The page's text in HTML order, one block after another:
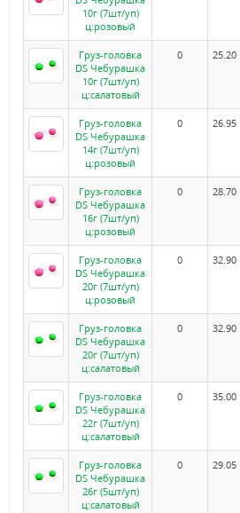
10г (7шт/уп)
ц:розовый
Груз-головка
DS Чебурашка
10г (7шт/уп)
ц:салатовый
0 25.20
Груз-головка
DS Чебурашка
14г (7шт/уп)
ц:розовый
0 26.95
Груз-головка
DS Чебурашка
16г (7шт/уп)
ц:розовый
0 28.70
Груз-головка
DS Чебурашка
20г (7шт/уп)
ц:розовый
0 32.90
Груз-головка
DS Чебурашка
20г (7шт/уп)
ц:салатовый
0 32.90
Груз-головка
DS Чебурашка
22г (7шт/уп)
ц:салатовый
0 35.00
Груз-головка
DS Чебурашка
26г (5шт/уп)
ц:салатовый
0 29.05